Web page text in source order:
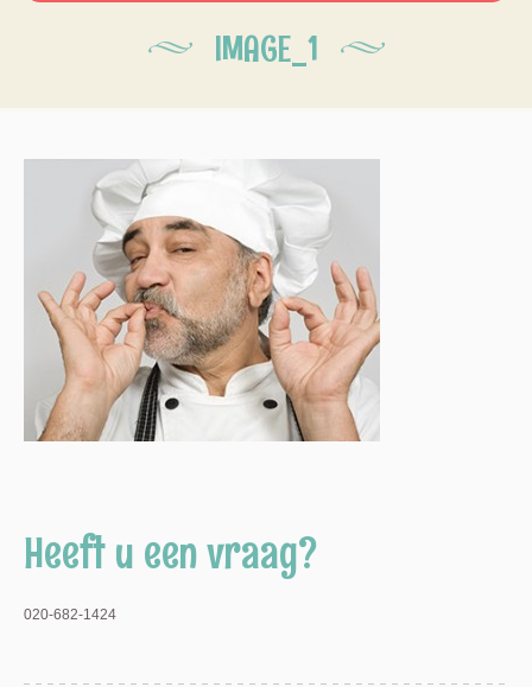
IMAGE_1
Heeft u een vraag?
020-682-1424